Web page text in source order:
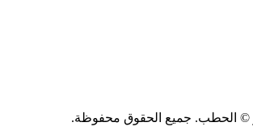
© الحطب. جميع الحقوق محفوظة.